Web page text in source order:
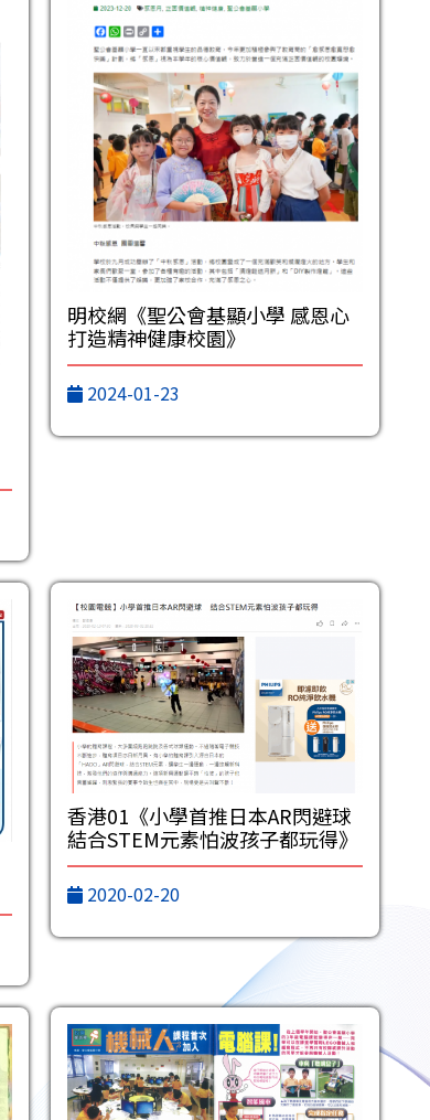
明校網《聖公會基顯小學 感恩心
打造精神健康校園》
2024-01-23
香港01《小學首推日本AR閃避球
結合STEM元素怕波孩子都玩得》
2020-02-20